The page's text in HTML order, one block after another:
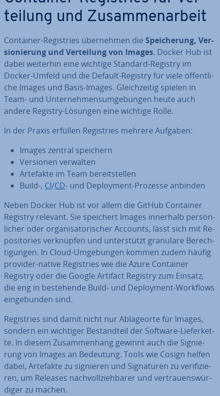
tei­lung und Zu­sam­men­ar­beit
Container-Re­gis­tries über­neh­men die Spei­che­rung, Ver­
sio­nie­rung und Ver­tei­lung von Images. Docker Hub ist
dabei weiterhin eine wichtige Standard-Registry im
Docker-Umfeld und die Default-Registry für viele öf­fent­li­
che Images und Basis-Images. Gleich­zei­tig spielen in
Team- und Un­ter­neh­mens­um­ge­bun­gen heute auch
andere Registry-Lösungen eine wichtige Rolle.
In der Praxis erfüllen Re­gis­tries mehrere Aufgaben:
Images zentral speichern
Versionen verwalten
Artefakte im Team be­reit­stel­len
Build-, CI/CD- und De­ploy­ment-Prozesse anbinden
Neben Docker Hub ist vor allem die GitHub Container
Registry relevant. Sie speichert Images innerhalb per­sön­
li­cher oder or­ga­ni­sa­to­ri­scher Accounts, lässt sich mit Re­
po­si­to­ries ver­knüp­fen und un­ter­stützt granulare Be­rech­
ti­gun­gen. In Cloud-Um­ge­bun­gen kommen zudem häufig
provider-native Re­gis­tries wie die Azure Container
Registry oder die Google Artifact Registry zum Einsatz,
die eng in be­stehen­de Build- und De­ploy­ment-Workflows
ein­ge­bun­den sind.
Re­gis­tries sind damit nicht nur Ab­la­ge­or­te für Images,
sondern ein wichtiger Be­stand­teil der Software-Lie­fer­ket­
te. In diesem Zu­sam­men­hang gewinnt auch die Si­gnie­
rung von Images an Bedeutung. Tools wie Cosign helfen
dabei, Artefakte zu signieren und Si­gna­tu­ren zu ve­ri­fi­zie­
ren, um Releases nach­voll­zieh­ba­rer und ver­trau­ens­wür­
di­ger zu machen.